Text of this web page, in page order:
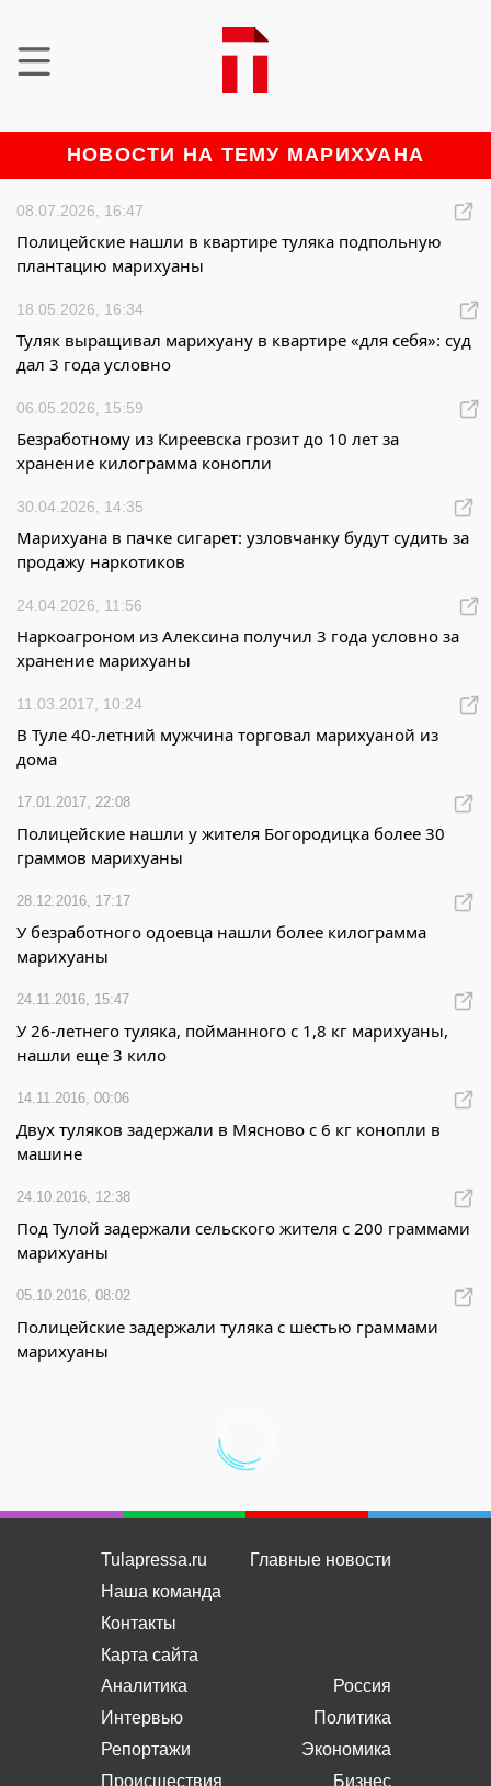
НОВОСТИ НА ТЕМУ МАРИХУАНА
08.07.2026, 16:47
Полицейские нашли в квартире туляка подпольную
плантацию марихуаны
18.05.2026, 16:34
Туляк выращивал марихуану в квартире «для себя»: суд
дал 3 года условно
06.05.2026, 15:59
Безработному из Киреевска грозит до 10 лет за
хранение килограмма конопли
30.04.2026, 14:35
Марихуана в пачке сигарет: узловчанку будут судить за
продажу наркотиков
24.04.2026, 11:56
Наркоагроном из Алексина получил 3 года условно за
хранение марихуаны
11.03.2017, 10:24
В Туле 40-летний мужчина торговал марихуаной из
дома
17.01.2017, 22:08
Полицейские нашли у жителя Богородицка более 30
граммов марихуаны
28.12.2016, 17:17
У безработного одоевца нашли более килограмма
марихуаны
24.11.2016, 15:47
У 26-летнего туляка, пойманного с 1,8 кг марихуаны,
нашли еще 3 кило
14.11.2016, 00:06
Двух туляков задержали в Мясново с 6 кг конопли в
машине
24.10.2016, 12:38
Под Тулой задержали сельского жителя с 200 граммами
марихуаны
05.10.2016, 08:02
Полицейские задержали туляка с шестью граммами
марихуаны
Tulapressa.ru
Наша команда
Контакты
Карта сайта
Главные новости
Аналитика
Интервью
Репортажи
Происшествия
Россия
Политика
Экономика
Бизнес